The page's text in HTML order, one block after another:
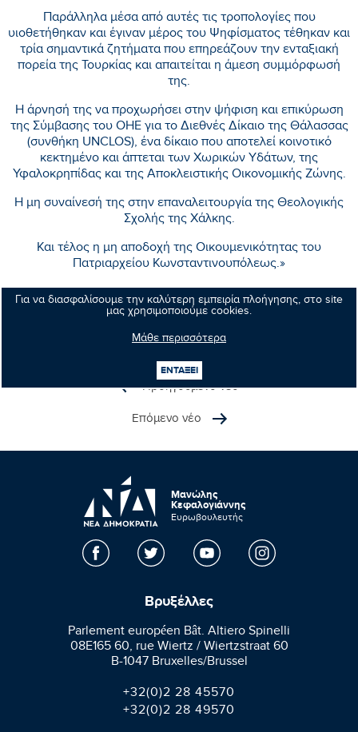
Για να διασφαλίσουμε την καλύτερη εμπειρία πλοήγησης, στο site
μας χρησιμοποιούμε cookies.
Μάθε περισσότερα
ΕΝΤΑΞΕΙ
Παράλληλα μέσα από αυτές τις τροπολογίες που
υιοθετήθηκαν και έγιναν μέρος του Ψηφίσματος τέθηκαν και
τρία σημαντικά ζητήματα που επηρεάζουν την ενταξιακή
πορεία της Τουρκίας και απαιτείται η άμεση συμμόρφωσή
της.
Η άρνησή της να προχωρήσει στην ψήφιση και επικύρωση
της Σύμβασης του ΟΗΕ για το Διεθνές Δίκαιο της Θάλασσας
(συνθήκη UNCLOS), ένα δίκαιο που αποτελεί κοινοτικό
κεκτημένο και άπτεται των Χωρικών Υδάτων, της
Υφαλοκρηπίδας και της Αποκλειστικής Οικονομικής Ζώνης.
Η μη συναίνεσή της στην επαναλειτουργία της Θεολογικής
Σχολής της Χάλκης.
Και τέλος η μη αποδοχή της Οικουμενικότητας του
Πατριαρχείου Κωνσταντινουπόλεως.»
Κοινοποιήστε:
Προηγούμενο νέο
Επόμενο νέο
Μανώλης
Κεφαλογιάννης
Ευρωβουλευτής
Βρυξέλλες
Parlement européen Bât. Altiero Spinelli
08E165 60, rue Wiertz / Wiertzstraat 60
B-1047 Bruxelles/Brussel
+32(0)2 28 45570
+32(0)2 28 49570